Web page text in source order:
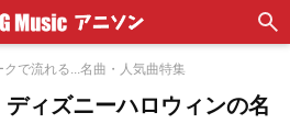
クで流れる...名曲・人気曲特集
ディズニーハロウィンの名